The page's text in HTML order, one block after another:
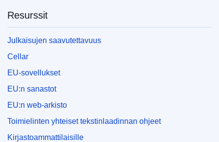
Resurssit
Julkaisujen saavutettavuus
Cellar
EU-sovellukset
EU:n sanastot
EU:n web-arkisto
Toimielinten yhteiset tekstinlaadinnan ohjeet
Kirjastoammattilaisille